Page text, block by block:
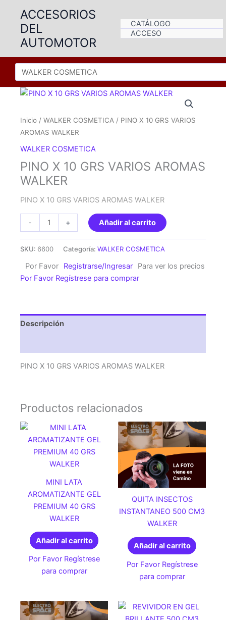
contenido
ACCESORIOS
DEL
AUTOMOTOR
CATÁLOGO
ACCESO
Inicio / WALKER COSMETICA / PINO X 10 GRS VARIOS
AROMAS WALKER
WALKER COSMETICA
PINO X 10 GRS VARIOS AROMAS
WALKER
PINO X 10 GRS VARIOS AROMAS WALKER
-
X
VARIOS
AROMAS
+ Añadir al carrito
SKU: 6600 Categoría: WALKER COSMETICA
Por Favor Registrarse/Ingresar
Para ver los precios
Por Favor Regístrese para comprar
Descripción
PINO X 10 GRS VARIOS AROMAS WALKER
Productos relacionados
MINI LATA
AROMATIZANTE GEL
PREMIUM 40 GRS
WALKER
Añadir al carrito
Por Favor Regístrese
para comprar
QUITA INSECTOS
INSTANTANEO 500 CM3
WALKER
Añadir al carrito
Por Favor Regístrese
para comprar